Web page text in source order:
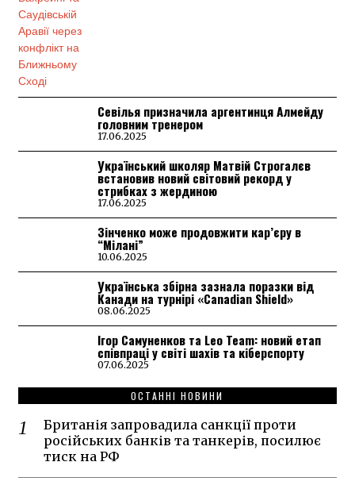
Севілья призначила аргентинця Алмейду
головним тренером
17.06.2025
Український школяр Матвій Строгалєв
встановив новий світовий рекорд у
стрибках з жердиною
17.06.2025
Зінченко може продовжити кар’єру в
“Мілані”
10.06.2025
Українська збірна зазнала поразки від
Канади на турнірі «Canadian Shield»
08.06.2025
Ігор Самуненков та Leo Team: новий етап
співпраці у світі шахів та кіберспорту
07.06.2025
ОСТАННІ НОВИНИ
Британія запровадила санкції проти
російських банків та танкерів, посилює
тиск на РФ